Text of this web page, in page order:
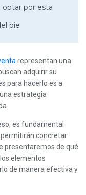
optar por esta
pie
representan una
adquirir su
para hacerlo es a
estrategia
es fundamental
concretar
presentaremos de qué
elementos
de manera efectiva y